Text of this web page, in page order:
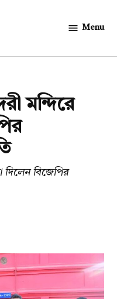
Menu
মন্দিরে
দিলেন বিজেপির